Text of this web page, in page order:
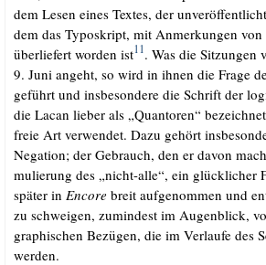
dem Lesen eines Tex­tes, der
dem das Typo­skript, mit Anmer­kun­gen von
über­lie­fert wor­den ist11. Was die Sit­zun­gen
9. Juni angeht, so wird in ihnen die Fra­ge
ge­führt und ins­be­son­de­re die Schrift der
die Lacan lie­ber als „Quan­to­ren“ bezeich­net
freie Art ver­wen­det. Dazu gehört
Nega­ti­on; der Gebrauch, den er davon
mu­lie­rung des „nicht-alle“, ein glück­li­cher
spä­ter in Enco­re breit auf­ge­nom­men und
zu schwei­gen, zumin­dest im Augen­blick,
gra­phi­schen Bezü­gen, die im Ver­lau­fe des
werden.